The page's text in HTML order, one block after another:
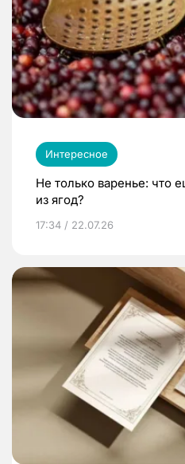
Интересное
Не только варенье: что
из ягод?
17:34 / 22.07.26